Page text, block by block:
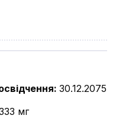
: 30.12.2075
мг